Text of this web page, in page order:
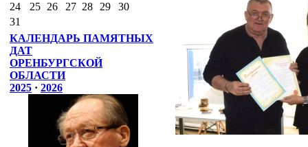
24
25 26 27 28 29
30
31
КАЛЕНДАРЬ ПАМЯТНЫХ
ДАТ
ОРЕНБУРГСКОЙ
ОБЛАСТИ
2025 · 2026